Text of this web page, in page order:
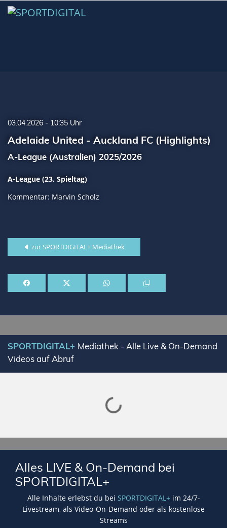
03.04.2026 - 10:35 Uhr
Adelaide United - Auckland FC (Highlights)
A-League (Australien) 2025/2026
A-League (23. Spieltag)
Kommentar: Marvin Scholz
zur SPORTDIGITAL+ Mediathek
SPORTDIGITAL+ Mediathek - Alle Live & On-Demand
Videos auf Abruf
Lade SPORTDIGITAL+ Mediathek
Alles LIVE & On-Demand bei
SPORTDIGITAL+
Alle Inhalte erlebst du bei SPORTDIGITAL+im 24/7-
Livestream, als Video-On-Demand oder als kostenlose
Streams